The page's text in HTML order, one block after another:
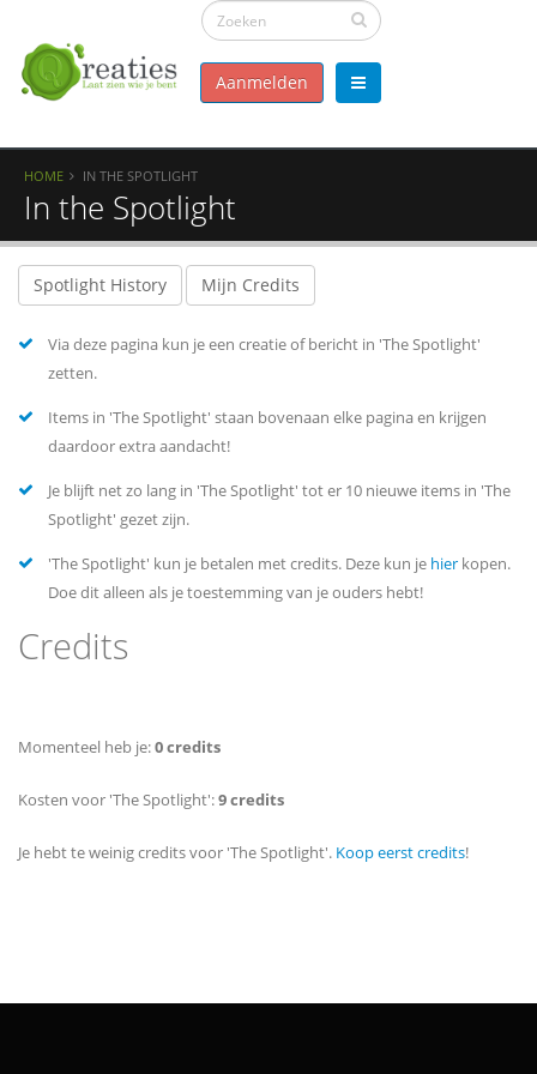
Aanmelden
HOME IN THE SPOTLIGHT
In the Spotlight
Spotlight History Mijn Credits
Via deze pagina kun je een creatie of bericht in 'The Spotlight'
zetten.
Items in 'The Spotlight' staan bovenaan elke pagina en krijgen
daardoor extra aandacht!
Je blijft net zo lang in 'The Spotlight' tot er 10 nieuwe items in 'The
Spotlight' gezet zijn.
'The Spotlight' kun je betalen met credits. Deze kun je hier kopen.
Doe dit alleen als je toestemming van je ouders hebt!
Credits
Momenteel heb je:0 credits
Kosten voor 'The Spotlight':9 credits
Je hebt te weinig credits voor 'The Spotlight'. Koop eerst credits!